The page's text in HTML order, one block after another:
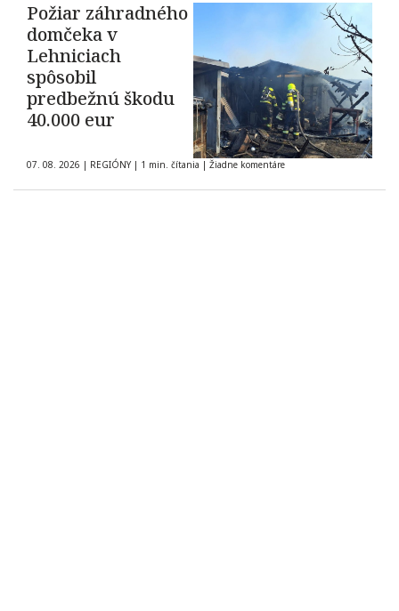
Požiar záhradného
domčeka v
Lehniciach
spôsobil
predbežnú škodu
40.000 eur
07. 08. 2026 | REGIÓNY | 1 min. čítania | Žiadne komentáre